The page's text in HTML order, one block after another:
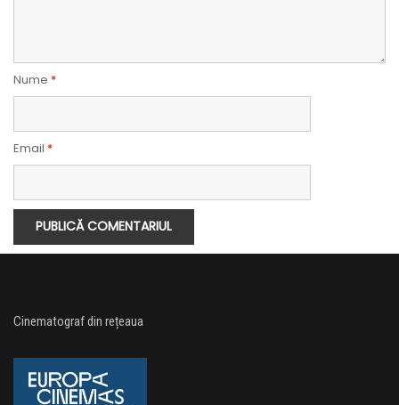
Nume *
Email *
Cinematograf din rețeaua